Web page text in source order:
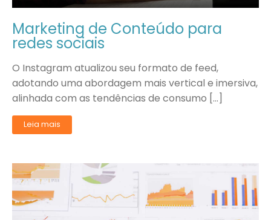
Marketing de Conteúdo para
redes sociais
O Instagram atualizou seu formato de feed,
adotando uma abordagem mais vertical e imersiva,
alinhada com as tendências de consumo […]
Leia mais